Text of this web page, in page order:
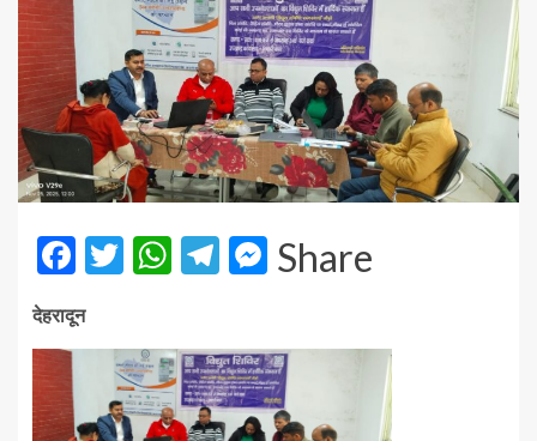
Facebook
Twitter
WhatsApp
Telegram
Messenger
Share
देहरादून